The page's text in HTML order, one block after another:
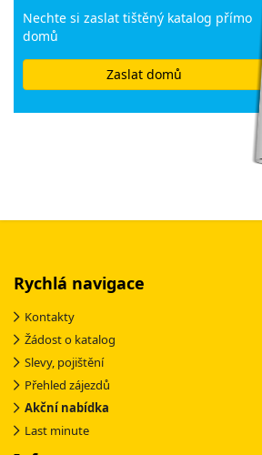
Nechte si zaslat tištěný katalog přímo
domů
Zaslat domů
Rychlá navigace
Kontakty
Žádost o katalog
Slevy, pojištění
Přehled zájezdů
Akční nabídka
Last minute